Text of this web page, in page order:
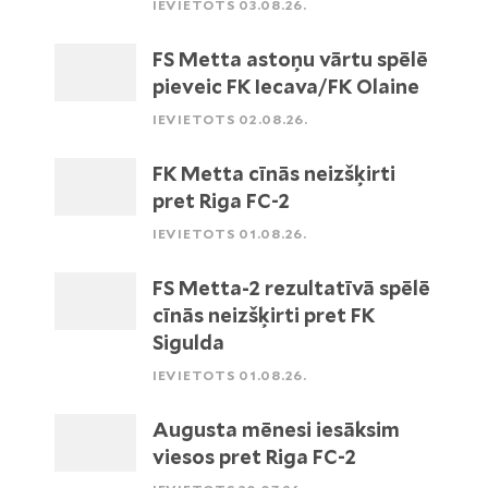
IEVIETOTS 03.08.26.
FS Metta astoņu vārtu spēlē
pieveic FK Iecava/FK Olaine
IEVIETOTS 02.08.26.
FK Metta cīnās neizšķirti
pret Riga FC-2
IEVIETOTS 01.08.26.
FS Metta-2 rezultatīvā spēlē
cīnās neizšķirti pret FK
Sigulda
IEVIETOTS 01.08.26.
Augusta mēnesi iesāksim
viesos pret Riga FC-2